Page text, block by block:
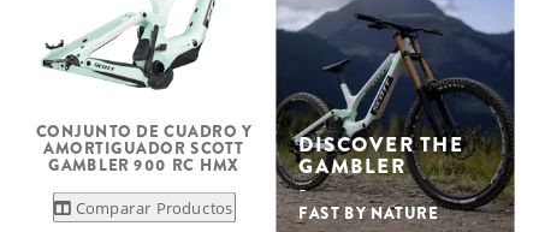
CONJUNTO DE CUADRO Y
AMORTIGUADOR SCOTT
GAMBLER 900 RC HMX
Comparar Productos
DISCOVER THE
GAMBLER
FAST BY NATURE